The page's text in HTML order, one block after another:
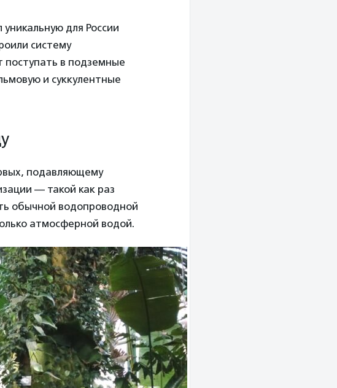
для России
систему
в подземные
и суккулентные
подавляющему
— такой как раз
обычной водопроводной
атмосферной водой.